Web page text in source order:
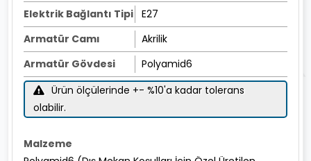
Elektrik Bağlantı Tipi
E27
Armatür Camı
Akrilik
Armatür Gövdesi
Polyamid6
Ürün ölçülerinde +- %10'a kadar tolerans
olabilir.
Malzeme